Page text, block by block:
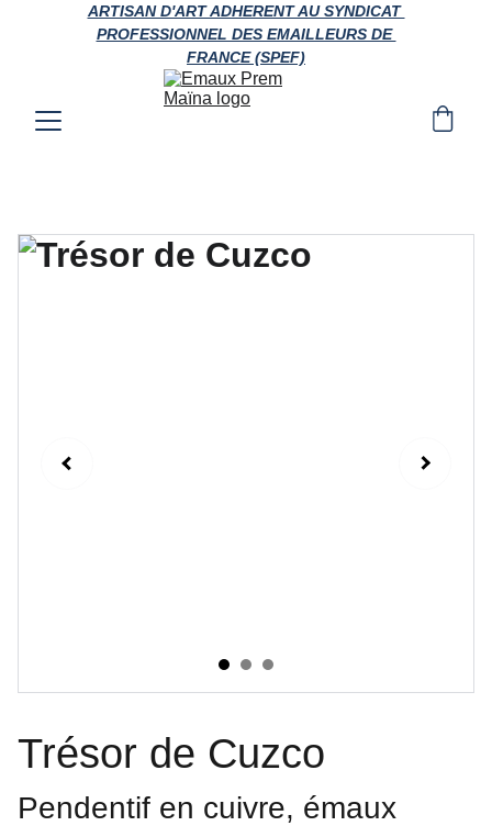
ARTISAN D'ART ADHERENT AU SYNDICAT
PROFESSIONNEL DES EMAILLEURS DE
FRANCE (SPEF)
Trésor de Cuzco
Pendentif en cuivre, émaux